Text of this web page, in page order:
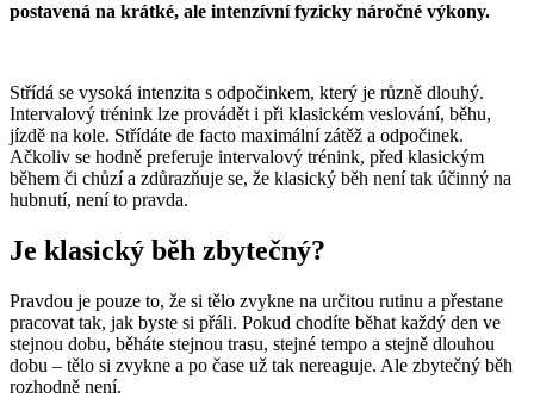
postavená na krátké, ale intenzívní fyzicky náročné výkony.
Střídá se vysoká intenzita s odpočinkem, který je různě dlouhý.
Intervalový trénink lze provádět i při klasickém veslování, běhu,
jízdě na kole. Střídáte de facto maximální zátěž a odpočinek.
Ačkoliv se hodně preferuje intervalový trénink, před klasickým
během či chůzí a zdůrazňuje se, že klasický běh není tak účinný na
hubnutí, není to pravda.
Je klasický běh zbytečný?
Pravdou je pouze to, že si tělo zvykne na určitou rutinu a přestane
pracovat tak, jak byste si přáli. Pokud chodíte běhat každý den ve
stejnou dobu, běháte stejnou trasu, stejné tempo a stejně dlouhou
dobu – tělo si zvykne a po čase už tak nereaguje. Ale zbytečný běh
rozhodně není.